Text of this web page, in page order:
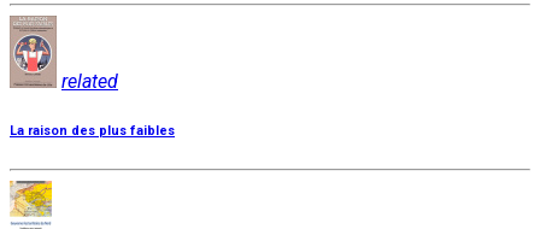
related
La raison des plus faibles